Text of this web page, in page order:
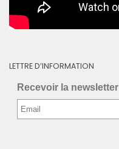
LETTRE D’INFORMATION
Recevoir la newsletter